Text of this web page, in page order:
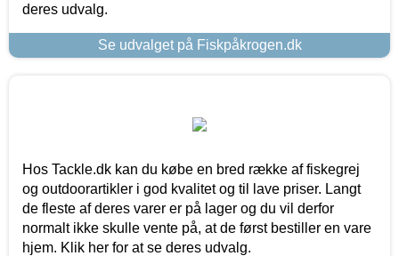
deres udvalg.
Se udvalget på Fiskpåkrogen.dk
Hos Tackle.dk kan du købe en bred række af fiskegrej
og outdoorartikler i god kvalitet og til lave priser. Langt
de fleste af deres varer er på lager og du vil derfor
normalt ikke skulle vente på, at de først bestiller en vare
hjem. Klik her for at se deres udvalg.